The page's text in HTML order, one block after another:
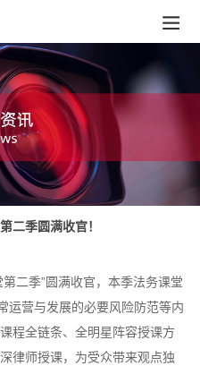
二季圆满收官！
二季”圆满收官，本季法务课堂
运营与发展的必要风险防范等内
程全链条、全明星阵容授课方
律师授课，为受众带来观点独